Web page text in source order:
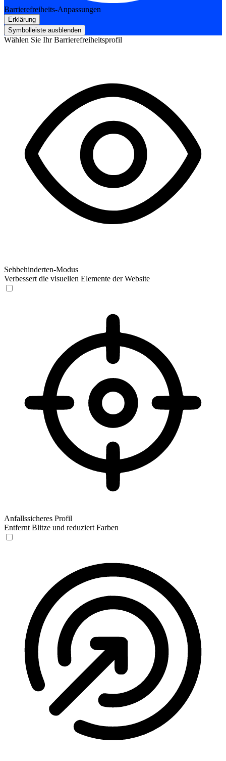
Barrierefreiheits-Anpassungen
Erklärung
Symbolleiste ausblenden
Wählen Sie Ihr Barrierefreiheitsprofil
Sehbehinderten-Modus
Verbessert die visuellen Elemente der Website
Anfallssicheres Profil
Entfernt Blitze und reduziert Farben